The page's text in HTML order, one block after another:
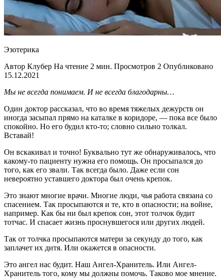
Эзотерика
Автор Клубер На чтение 2 мин. Просмотров 2 Опубликовано
15.12.2021
Мы не всегда понимаем. И не всегда благодарны…
Один доктор рассказал, что во время тяжелых дежурств он
иногда засыпал прямо на каталке в коридоре, — пока все было
спокойно. Но его будил кто-то; словно сильно толкал.
Вставай!
Он вскакивал и точно! Буквально тут же обнаруживалось, что
какому-то пациенту нужна его помощь. Он просыпался до
того, как его звали. Так всегда было. Даже если сон
невероятно уставшего доктора был очень крепок.
Это знают многие врачи. Многие люди, чья работа связана со
спасением. Так просыпаются и те, кто в опасности; на войне,
например. Как бы ни был крепок сон, этот толчок будит
тотчас. И спасает жизнь проснувшегося или других людей.
Так от толчка просыпаются матери за секунду до того, как
заплачет их дитя. Или окажется в опасности.
Это ангел нас будит. Наш Ангел-Хранитель. Или Ангел-
Хранитель того, кому мы должны помочь. Таково мое мнение.